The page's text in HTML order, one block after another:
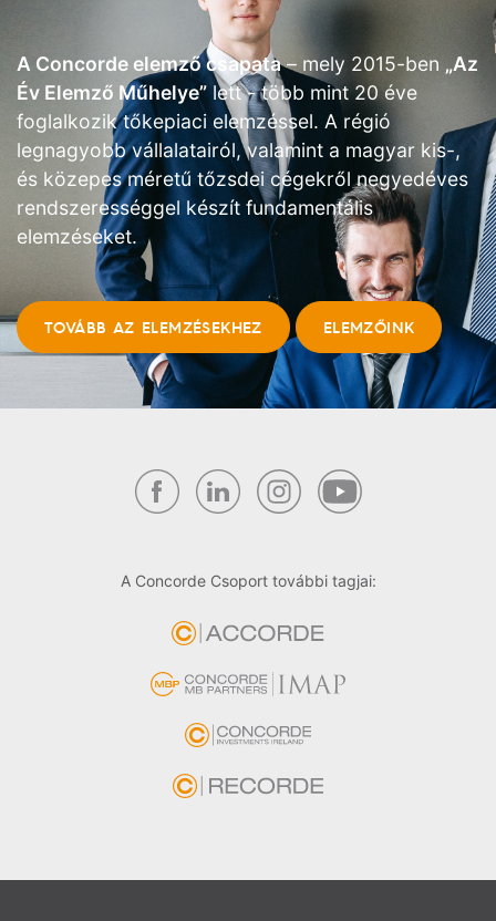
A Concorde elemző csapata– mely 2015-ben „Az
Év Elemző Műhelye”lett - több mint 20 éve
foglalkozik tőkepiaci elemzéssel. A régió
legnagyobb vállalatairól, valamint a magyar kis-,
és közepes méretű tőzsdei cégekről negyedéves
rendszerességgel készít fundamentális
elemzéseket.
TOVÁBB AZ ELEMZÉSEKHEZ ELEMZŐINK
A Concorde Csoport további tagjai: